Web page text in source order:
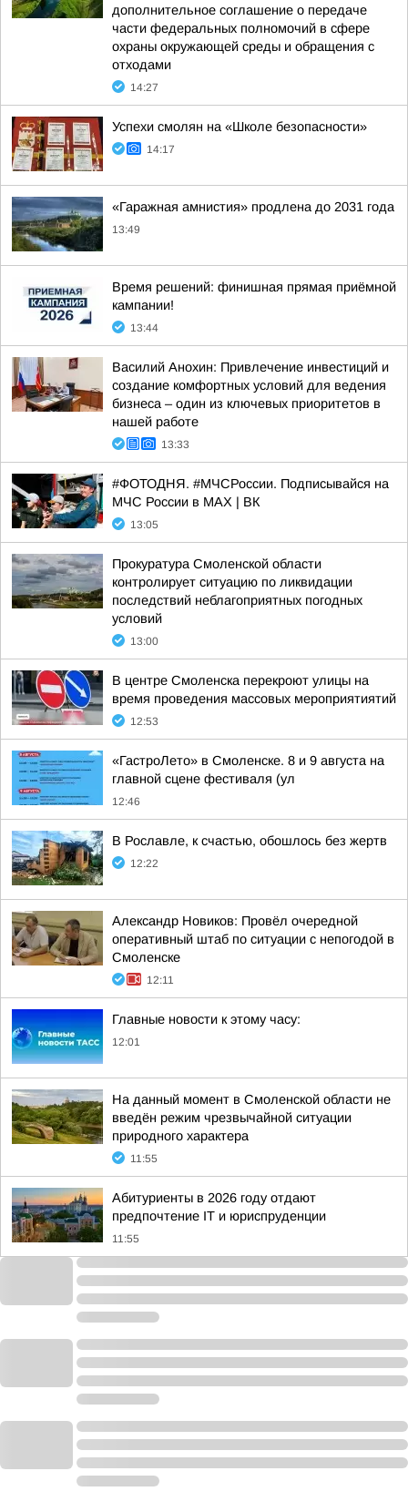
дополнительное соглашение о передаче
части федеральных полномочий в сфере
охраны окружающей среды и обращения с
отходами
14:27
Успехи смолян на «Школе безопасности»
14:17
«Гаражная амнистия» продлена до 2031 года
13:49
Время решений: финишная прямая приёмной
кампании!
13:44
Василий Анохин: Привлечение инвестиций и
создание комфортных условий для ведения
бизнеса – один из ключевых приоритетов в
нашей работе
13:33
#ФОТОДНЯ. #МЧСРоссии. Подписывайся на
МЧС России в MAX | ВК
13:05
Прокуратура Смоленской области
контролирует ситуацию по ликвидации
последствий неблагоприятных погодных
условий
13:00
В центре Смоленска перекроют улицы на
время проведения массовых мероприятиятий
12:53
«ГастроЛето» в Смоленске. 8 и 9 августа на
главной сцене фестиваля (ул
12:46
В Рославле, к счастью, обошлось без жертв
12:22
Александр Новиков: Провёл очередной
оперативный штаб по ситуации с непогодой в
Смоленске
12:11
Главные новости к этому часу:
12:01
На данный момент в Смоленской области не
введён режим чрезвычайной ситуации
природного характера
11:55
Абитуриенты в 2026 году отдают
предпочтение IT и юриспруденции
11:55